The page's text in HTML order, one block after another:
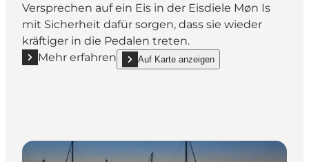
Versprechen auf ein Eis in der Eisdiele Møn Is
mit Sicherheit dafür sorgen, dass sie wieder
kräftiger in die Pedalen treten.
Mehr erfahren
Mehr erfahren "Panoramaroute 423 – „Die süße
Auf Karte anzeigen
show Panoramaroute 423 – „Die süße Tour“